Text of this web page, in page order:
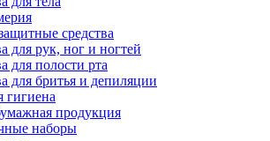
средства
для рук, ног и ногтей
для полости рта
для бритья и депиляции
гигиена
продукция
наборы